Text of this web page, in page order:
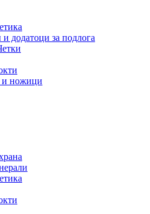
додатоци за подлога
ножици